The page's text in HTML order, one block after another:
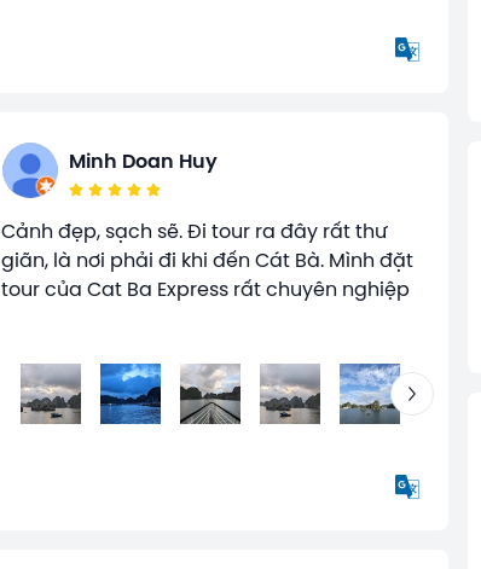
Minh Doan Huy
Cảnh đẹp, sạch sẽ. Đi tour ra đây rất thư
giãn, là nơi phải đi khi đến Cát Bà. Mình đặt
tour của Cat Ba Express rất chuyên nghiệp